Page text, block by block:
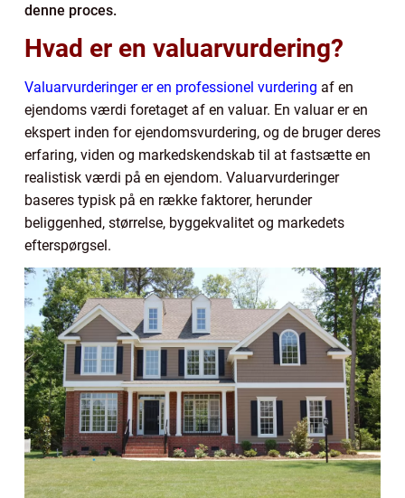
denne proces.
Hvad er en valuarvurdering?
Valuarvurderinger er en professionel vurdering af en
ejendoms værdi foretaget af en valuar. En valuar er en
ekspert inden for ejendomsvurdering, og de bruger deres
erfaring, viden og markedskendskab til at fastsætte en
realistisk værdi på en ejendom. Valuarvurderinger
baseres typisk på en række faktorer, herunder
beliggenhed, størrelse, byggekvalitet og markedets
efterspørgsel.